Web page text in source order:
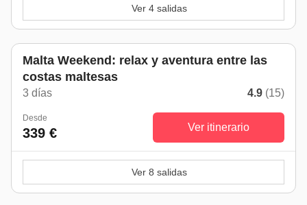
Ver 4 salidas
Malta Weekend: relax y aventura entre las
costas maltesas
3 días 4.9 (15)
Desde
339 € Ver itinerario
Ver 8 salidas